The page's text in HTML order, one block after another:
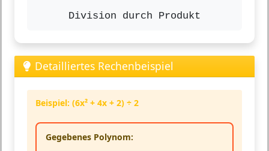
Division durch Produkt
Detailliertes Rechenbeispiel
Beispiel: (6x² + 4x + 2) ÷ 2
Gegebenes Polynom: